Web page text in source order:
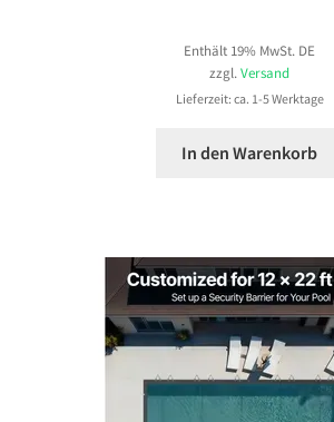
Enthält 19% MwSt. DE
zzgl. Versand
Lieferzeit: ca. 1-5 Werktage
In den Warenkorb